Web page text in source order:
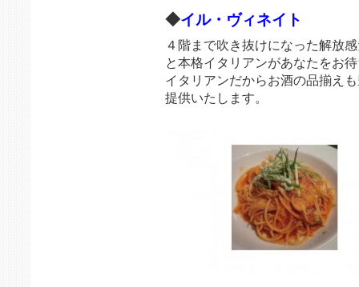
◆イル・ヴィネイト
４階まで吹き抜けになった解放
と本格イタリアンがあなたをお
イタリアンだからお酒の品揃え
提供いたします。